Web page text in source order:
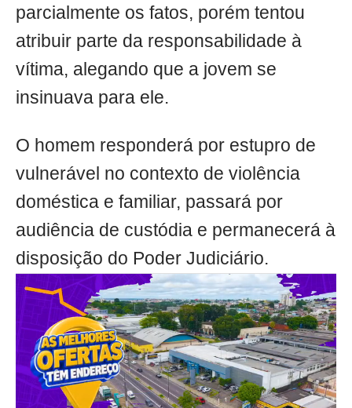
parcialmente os fatos, porém tentou
atribuir parte da responsabilidade à
vítima, alegando que a jovem se
insinuava para ele.
O homem responderá por estupro de
vulnerável no contexto de violência
doméstica e familiar, passará por
audiência de custódia e permanecerá à
disposição do Poder Judiciário.